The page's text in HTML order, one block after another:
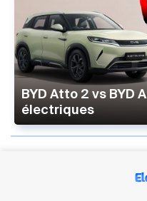
BYD Atto 2 vs BYD
électriques